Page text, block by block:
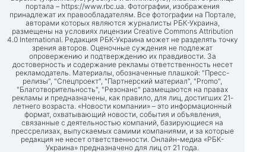
портала – https://www.rbc.ua . Фотографии, изображения
принадлежат их правообладателям. Все фотографии на Портале,
авторами которых являются журналисты РБК-Украина,
размещены на условиях лицензии Creative Commons Attribution
4.0 International. Редакция РБК-Украина может не разделять точку
зрения авторов. Оценочные суждения не подлежат
опровержению и подтверждению их правдивости. За
достоверность и содержание рекламы ответственность несет
рекламодатель. Материалы, обозначенные плашкой: "Пресс-
релизы", "Спецпроект", "Партнерский материал", "Promo",
"Благотворительность", "Резонанс" размещаются на правах
рекламы и предназначены, как правило, для лиц, достигших 21-
летнего возраста. «Новости компании» – это информационный
формат, охватывающий новости, события и объявления,
связанные с деятельностью компаний, базирующиеся на
прессрелизах, выпускаемых самими компаниями, и за которые
редакция не несет ответственности. Онлайн-медиа «РБК-
Украина» предназначено для лиц от 21 года.